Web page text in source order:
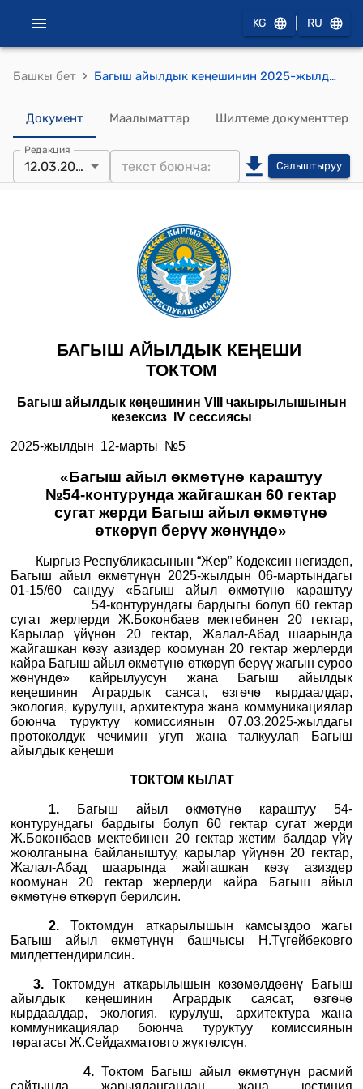
KG RU
Башкы бет › Багыш айылдык кеңешинин 2025-жылдын 12-мартындагы №5 «Багыш айыл ѳкмѳтүнѳ караштуу №54-контурунда жайгашкан 60 гектар сугат жерди Багыш айыл ѳкмѳтүнѳ ѳткѳрүп берүү жөнүндө» токтому
Документ Маалыматтар Шилтеме документтер
Редакция
12.03.2025 Салыштыруу